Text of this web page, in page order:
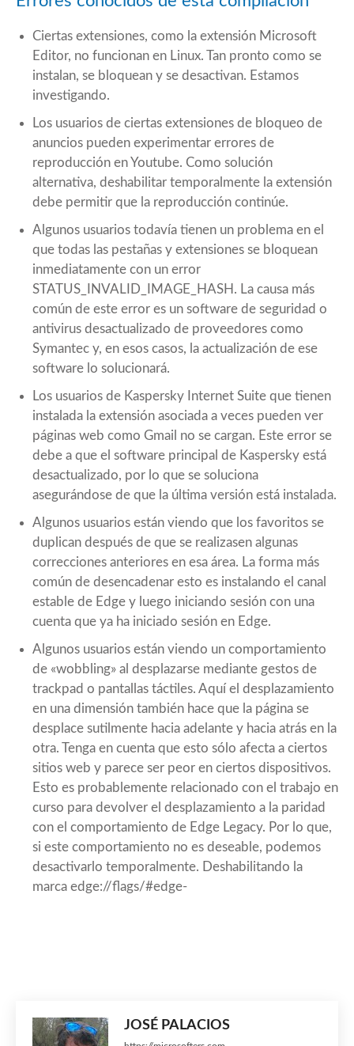
Ciertas extensiones, como la extensión Microsoft
Editor, no funcionan en Linux. Tan pronto como se
instalan, se bloquean y se desactivan. Estamos
investigando.
Los usuarios de ciertas extensiones de bloqueo de
anuncios pueden experimentar errores de
reproducción en Youtube. Como solución
alternativa, deshabilitar temporalmente la extensión
debe permitir que la reproducción continúe.
Algunos usuarios todavía tienen un problema en el
que todas las pestañas y extensiones se bloquean
inmediatamente con un error
STATUS_INVALID_IMAGE_HASH. La causa más
común de este error es un software de seguridad o
antivirus desactualizado de proveedores como
Symantec y, en esos casos, la actualización de ese
software lo solucionará.
Los usuarios de Kaspersky Internet Suite que tienen
instalada la extensión asociada a veces pueden ver
páginas web como Gmail no se cargan. Este error se
debe a que el software principal de Kaspersky está
desactualizado, por lo que se soluciona
asegurándose de que la última versión está instalada.
Algunos usuarios están viendo que los favoritos se
duplican después de que se realizasen algunas
correcciones anteriores en esa área. La forma más
común de desencadenar esto es instalando el canal
estable de Edge y luego iniciando sesión con una
cuenta que ya ha iniciado sesión en Edge.
Algunos usuarios están viendo un comportamiento
de «wobbling» al desplazarse mediante gestos de
trackpad o pantallas táctiles. Aquí el desplazamiento
en una dimensión también hace que la página se
desplace sutilmente hacia adelante y hacia atrás en la
otra. Tenga en cuenta que esto sólo afecta a ciertos
sitios web y parece ser peor en ciertos dispositivos.
Esto es probablemente relacionado con el trabajo en
curso para devolver el desplazamiento a la paridad
con el comportamiento de Edge Legacy. Por lo que,
si este comportamiento no es deseable, podemos
desactivarlo temporalmente. Deshabilitando la
marca edge://flags/#edge-
JOSÉ PALACIOS